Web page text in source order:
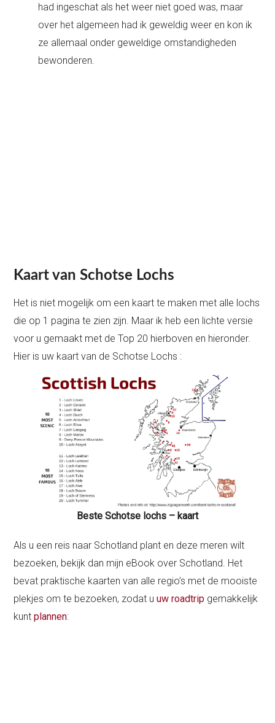
had ingeschat als het weer niet goed was, maar
over het algemeen had ik geweldig weer en kon ik
ze allemaal onder geweldige omstandigheden
bewonderen.
Kaart van Schotse Lochs
Het is niet mogelijk om een kaart te maken met alle lochs
die op 1 pagina te zien zijn. Maar ik heb een lichte versie
voor u gemaakt met de Top 20 hierboven en hieronder.
Hier is uw kaart van de Schotse Lochs :
Beste Schotse lochs – kaart
Als u een reis naar Schotland plant en deze meren wilt
bezoeken, bekijk dan mijn eBook over Schotland. Het
bevat praktische kaarten van alle regio’s met de mooiste
plekjes om te bezoeken, zodat uuw roadtrip gemakkelijk
kuntplannen: